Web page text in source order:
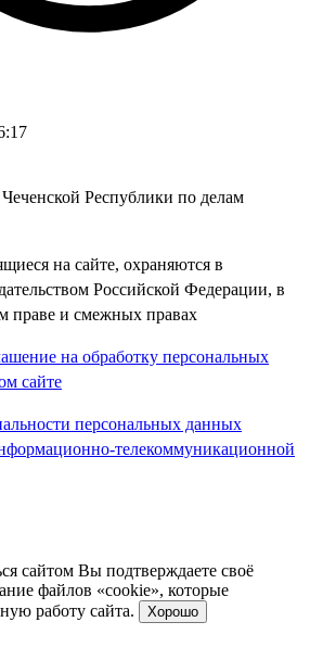
Республики по делам
на сайте, охраняются в
Российской Федерации, в
праве и смежных правах
на обработку персональных
сайте
персональных данных
телекоммуникационной
сайтом Вы подтверждаете своё
файлов «cookie», которые
работу сайта.
Хорошо